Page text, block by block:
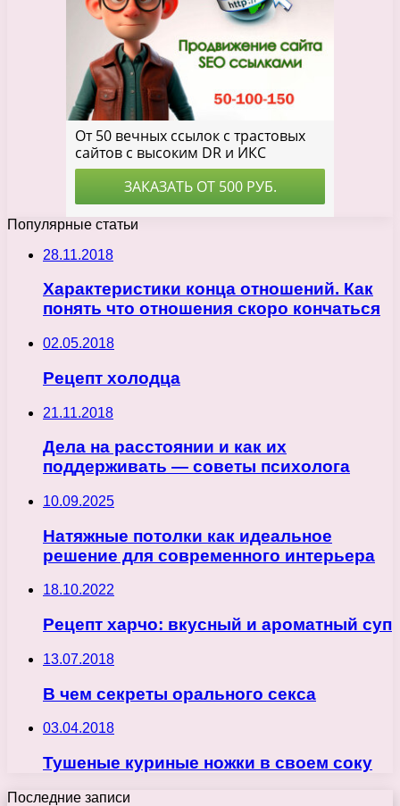
Популярные статьи
28.11.2018
Характеристики конца отношений. Как
понять что отношения скоро кончаться
02.05.2018
Рецепт холодца
21.11.2018
Дела на расстоянии и как их
поддерживать — советы психолога
10.09.2025
Натяжные потолки как идеальное
решение для современного интерьера
18.10.2022
Рецепт харчо: вкусный и ароматный суп
13.07.2018
В чем секреты орального секса
03.04.2018
Тушеные куриные ножки в своем соку
Последние записи